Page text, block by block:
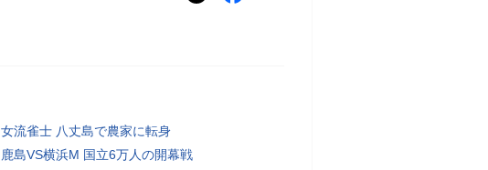
女流雀士 八丈島で農家に転身
鹿島VS横浜M 国立6万人の開幕戦